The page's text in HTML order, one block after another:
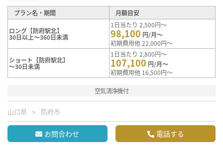
プラン名・期間 月額目安
ロング【防府駅北】
30日以上～360日未満
1日当たり 2,500円～
98,100 円/月～
初期費用他 22,000円～
ショート【防府駅北】
～30日未満
1日当たり 2,800円～
107,100 円/月～
初期費用他 16,500円～
空気清浄機付
山口県 防府市
お問合わせ 電話する